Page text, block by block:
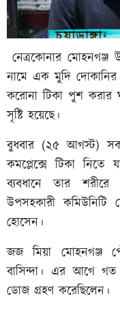
নেত্রকোনার মোহনগঞ্জ
নামে এক মুদি
করোনা টিকা পুশ করার
সৃষ্টি হয়েছে।
বুধবার (২৫ আগস্ট)
কমপ্লেক্সে টিকা
ব্যবধানে তার
উপসহকারী
হোসেন।
জজ মিয়া মোহনগঞ্জ
বাসিন্দা। এর আগে
ডোজ গ্রহণ করেছিলেন।